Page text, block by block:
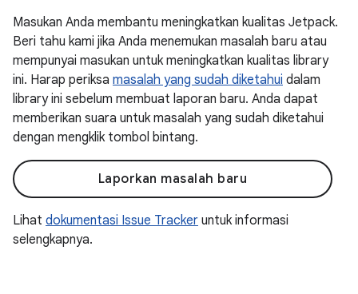
Masukan Anda membantu meningkatkan kualitas Jetpack.
Beri tahu kami jika Anda menemukan masalah baru atau
mempunyai masukan untuk meningkatkan kualitas library
ini. Harap periksa masalah yang sudah diketahui dalam
library ini sebelum membuat laporan baru. Anda dapat
memberikan suara untuk masalah yang sudah diketahui
dengan mengklik tombol bintang.
Laporkan masalah baru
Lihat dokumentasi Issue Tracker untuk informasi
selengkapnya.